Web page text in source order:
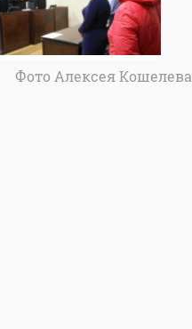
Фото Алексея Кошелева